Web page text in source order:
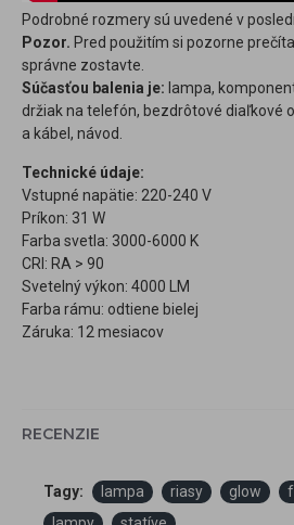
Podrobné rozmery sú uvedené v
Pozor. Pred použitím si pozorne
správne zostavte.
Súčasťou balenia je: lampa,
držiak na telefón, bezdrôtové diaľkové
a kábel, návod.
Technické údaje:
Vstupné napätie: 220-240 V
Príkon: 31 W
Farba svetla: 3000-6000 K
CRI: RA > 90
Svetelný výkon: 4000 LM
Farba rámu: odtiene bielej
Záruka: 12 mesiacov
RECENZIE
Tagy: lampa riasy glow